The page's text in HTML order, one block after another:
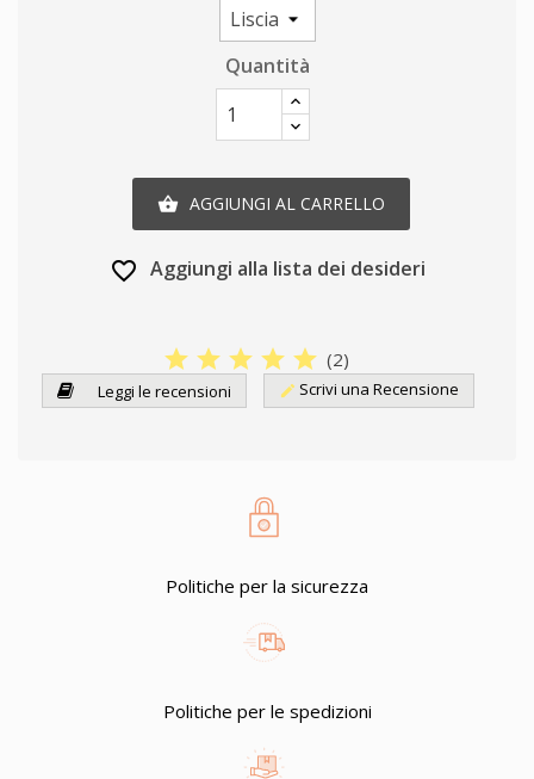
Quantità
 AGGIUNGI AL CARRELLO
favorite_border Aggiungi alla lista dei desideri
star star star star star (2)
Leggi le recensioni edit Scrivi una Recensione
Politiche per la sicurezza
Politiche per le spedizioni